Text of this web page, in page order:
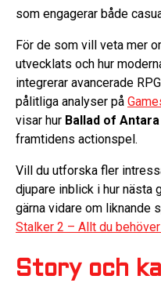
som engagerar både
För de som vill veta mer
utvecklats och hur
integrerar avancerade
pålitliga analyser på
visar hur Ballad of Antara
framtidens actionspel.
Vill du utforska fler
djupare inblick i hur nästa
gärna vidare om liknande
Stalker 2 – Allt du
Story och